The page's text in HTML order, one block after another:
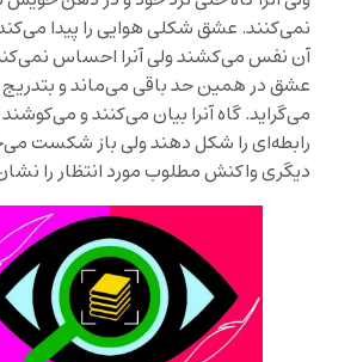
نمی‌کنند. عشق شکلی هوایی را پیدا می‌کند
آن نفس می‌کشند ولی آنرا احساس
عشق در همین حد باقی می‌ماند و بتدریج
می‌گراید. گاه آنرا بیان می‌کنند و می‌کوشند
رابطه‌ای را شکل دهند ولی باز شکست
دیگری واکنش مطلوب مورد انتظار را